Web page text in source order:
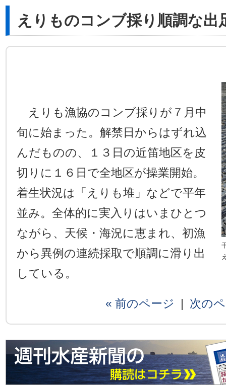
えりものコンブ採り順調な出
えりも漁協のコンブ採りが７月中
旬に始まった。解禁日からはずれ込
んだものの、１３日の近笛地区を皮
切りに１６日で全地区が操業開始。
着生状況は「えりも堆」などで平年
並み。全体的に実入りはいまひとつ
ながら、天候・海況に恵まれ、初漁
から異例の連続採取で順調に滑り出
している。
« 前のページ | 次の